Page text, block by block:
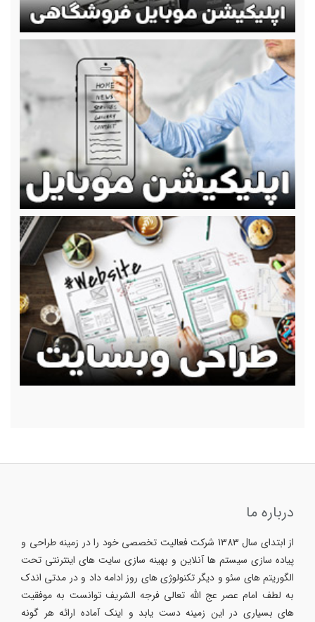
درباره ما
از ابتدای سال 1383 شرکت فعالیت تخصصی خود را در زمینه طراحی و
پیاده سازی سیستم ها آنلاین و بهینه سازی سایت های اینترنتی تحت
الگوریتم های سئو و دیگر تکنولوژی های روز ادامه داد و در مدتی اندک
به لطف امام عصر عج الله تعالی فرجه الشریف توانست به موفقیت
های بسیاری در این زمینه دست یابد و اینک آماده ارائه هر گونه